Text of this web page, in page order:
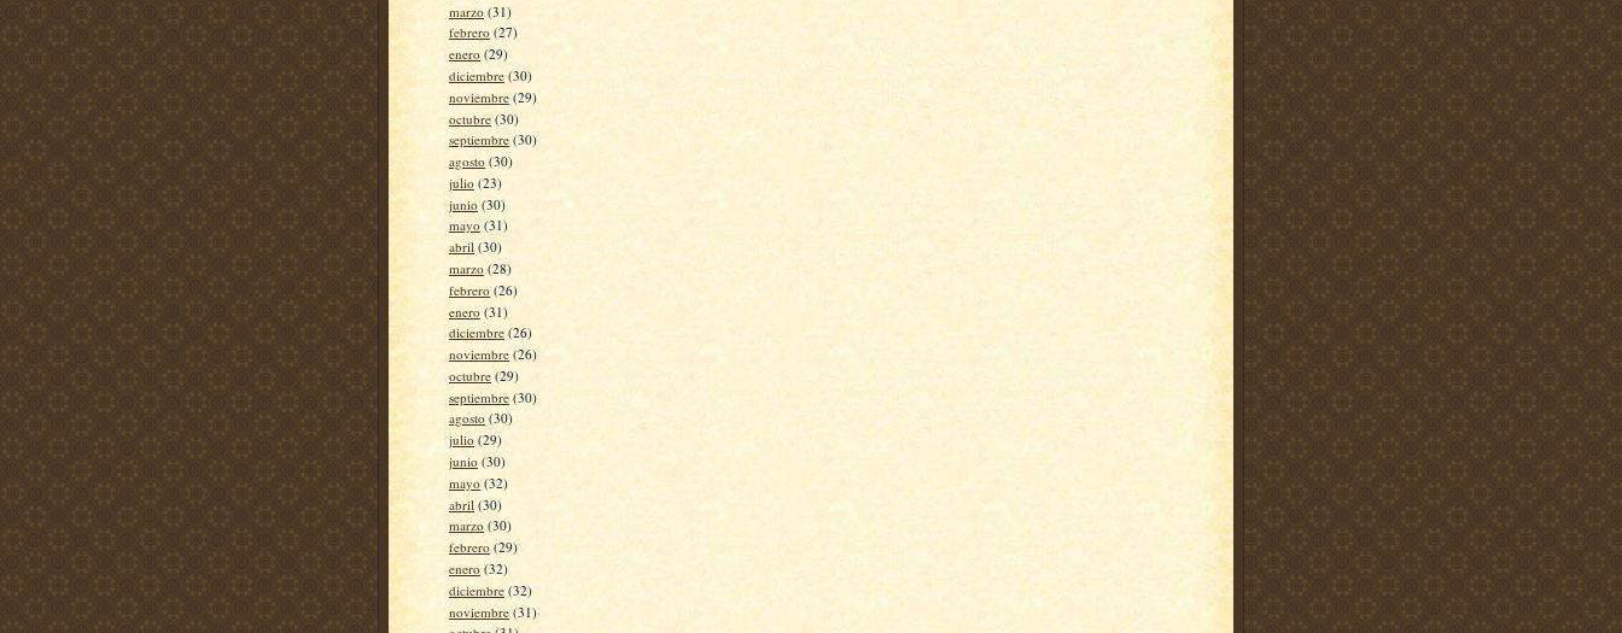
marzo (31)
febrero (27)
enero (29)
diciembre (30)
noviembre (29)
octubre (30)
septiembre (30)
agosto (30)
julio (23)
junio (30)
mayo (31)
abril (30)
marzo (28)
febrero (26)
enero (31)
diciembre (26)
noviembre (26)
octubre (29)
septiembre (30)
agosto (30)
julio (29)
junio (30)
mayo (32)
abril (30)
marzo (30)
febrero (29)
enero (32)
diciembre (32)
noviembre (31)